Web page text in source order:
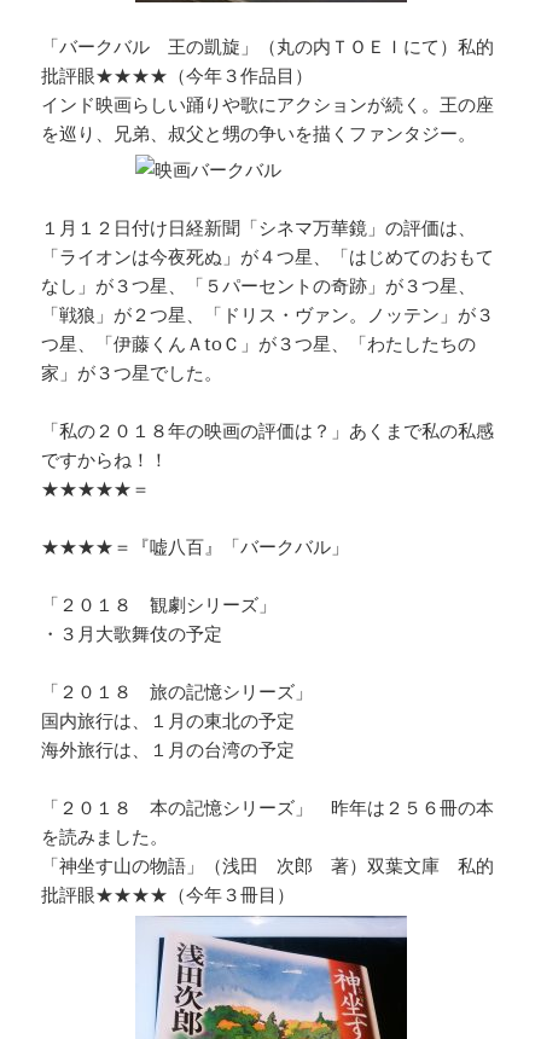
「バークバル 王の凱旋」（丸の内ＴＯＥＩにて）私的
批評眼★★★★（今年３作品目）
インド映画らしい踊りや歌にアクションが続く。王の座
を巡り、兄弟、叔父と甥の争いを描くファンタジー。
１月１２日付け日経新聞「シネマ万華鏡」の評価は、
「ライオンは今夜死ぬ」が４つ星、「はじめてのおもて
なし」が３つ星、「５パーセントの奇跡」が３つ星、
「戦狼」が２つ星、「ドリス・ヴァン。ノッテン」が３
つ星、「伊藤くんＡtoＣ」が３つ星、「わたしたちの
家」が３つ星でした。
「私の２０１８年の映画の評価は？」あくまで私の私感
ですからね！！
★★★★★＝
★★★★＝『嘘八百』「バークバル」
「２０１８ 観劇シリーズ」
・３月大歌舞伎の予定
「２０１８ 旅の記憶シリーズ」
国内旅行は、１月の東北の予定
海外旅行は、１月の台湾の予定
「２０１８ 本の記憶シリーズ」 昨年は２５６冊の本
を読みました。
「神坐す山の物語」（浅田 次郎 著）双葉文庫 私的
批評眼★★★★（今年３冊目）